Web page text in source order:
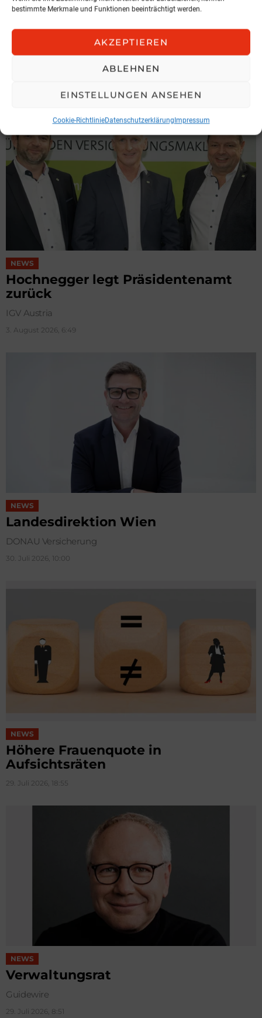
bestimmte Merkmale und Funktionen beeinträchtigt werden.
AKZEPTIEREN
ABLEHNEN
EINSTELLUNGEN ANSEHEN
Cookie-RichtlinieDatenschutzerklärungImpressum
NEWS
Spari geht zu KOBAN
NEWS
Hochnegger legt Präsidentenamt
zurück
IGV Austria
3. August 2026, 6:49
NEWS
Landesdirektion Wien
DONAU Versicherung
30. Juli 2026, 10:00
NEWS
Höhere Frauenquote in
Aufsichtsräten
29. Juli 2026, 18:55
NEWS
Verwaltungsrat
Guidewire
29. Juli 2026, 8:51